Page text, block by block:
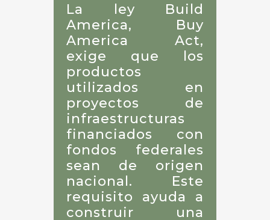
La ley Build
America, Buy
America Act,
exige que los
productos
utilizados en
proyectos de
infraestructuras
financiados con
fondos federales
sean de origen
nacional. Este
requisito ayuda a
construir una